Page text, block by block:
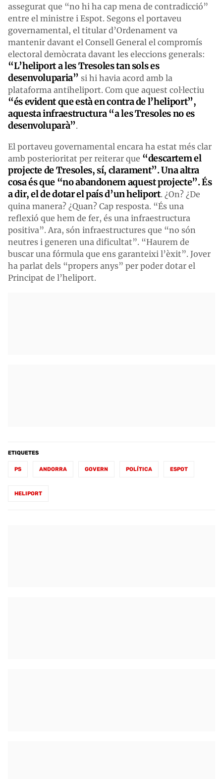
assegurat que “no hi ha cap mena de contradicció”
entre el ministre i Espot. Segons el portaveu
governamental, el titular d’Ordenament va
mantenir davant el Consell General el compromís
electoral demòcrata davant les eleccions generals:
“L’heliport a les Tresoles tan sols es
desenvoluparia” si hi havia acord amb la
plataforma antiheliport. Com que aquest col·lectiu
“és evident que està en contra de l’heliport”,
aquesta infraestructura “a les Tresoles no es
desenvoluparà”.
El portaveu governamental encara ha estat més clar
amb posterioritat per reiterar que “descartem el
projecte de Tresoles, sí, clarament”. Una altra
cosa és que “no abandonem aquest projecte”. És
a dir, el de dotar el país d’un heliport. ¿On? ¿De
quina manera? ¿Quan? Cap resposta. “És una
reflexió que hem de fer, és una infraestructura
positiva”. Ara, són infraestructures que “no són
neutres i generen una dificultat”. “Haurem de
buscar una fórmula que ens garanteixi l’èxit”. Jover
ha parlat dels “propers anys” per poder dotar el
Principat de l’heliport.
ETIQUETES
PS ANDORRA GOVERN POLÍTICA ESPOT
HELIPORT